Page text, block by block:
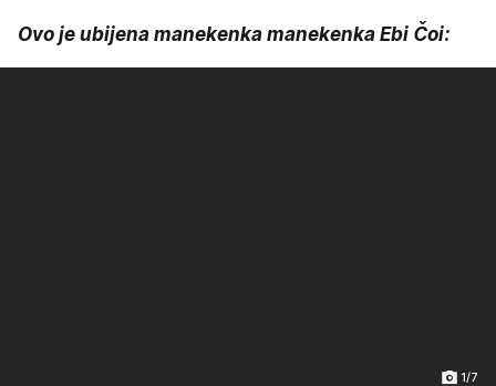
Ovo je ubijena manekenka manekenka Ebi Čoi:
1/7